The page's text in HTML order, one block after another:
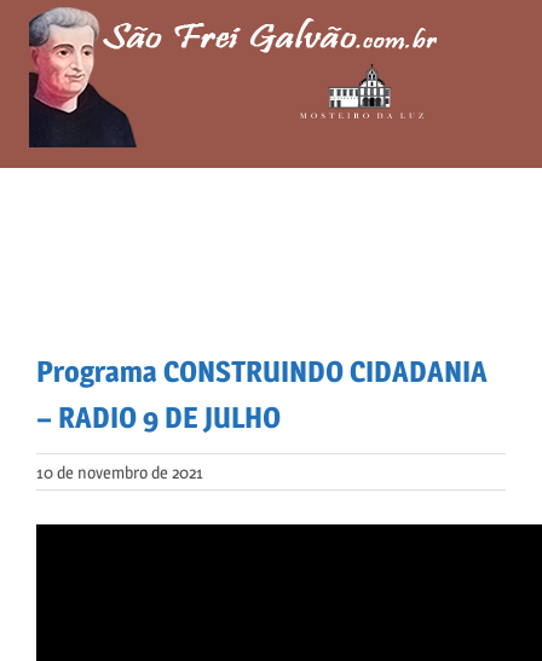
Skip
content
Programa CONSTRUINDO CIDADANIA
– RADIO 9 DE JULHO
10 de novembro de 2021